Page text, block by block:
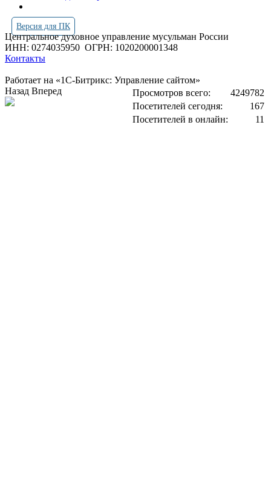
Версия для ПК
Центральное духовное управление мусульман России
ИНН: 0274035950 ОГРН: 1020200001348
Контакты
Работает на «1С-Битрикс: Управление сайтом»
Просмотров всего:
4249782
Посетителей сегодня:
167
Посетителей в онлайн:
11
Назад Вперед